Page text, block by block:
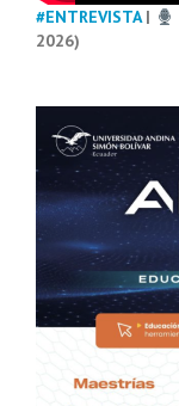
#ENTREVISTA|
2026)